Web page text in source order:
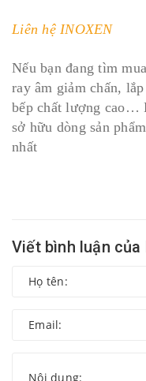
Liên hệ INOXEN
Nếu bạn đang tìm
ray âm giảm chấn,
bếp chất lượng cao…
sở hữu dòng sản
nhất
Viết bình luận của